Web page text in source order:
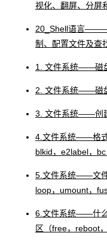
视化、翻屏、分屏
20_Shell语言
制、配置文件及查
1. 文件系统――磁
2. 文件系统――磁
3. 文件系统――创
4.文件系统――格式
blkid，e2label，bc
5.文件系统――文件
loop，umount，
6.文件系统――什
区（free，reboot